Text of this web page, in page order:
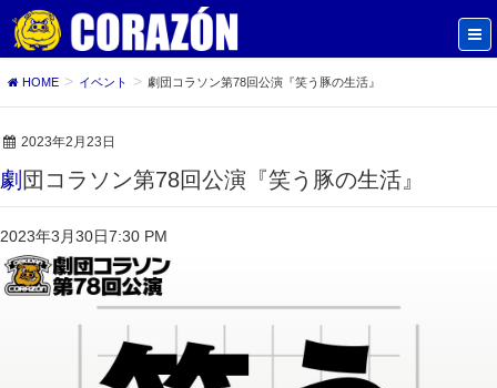
HOME イベント 劇団コラソン第78回公演『笑う豚の生活』
2023年2月23日
劇団コラソン第78回公演『笑う豚の生活』
2023年3月30日7:30 PM